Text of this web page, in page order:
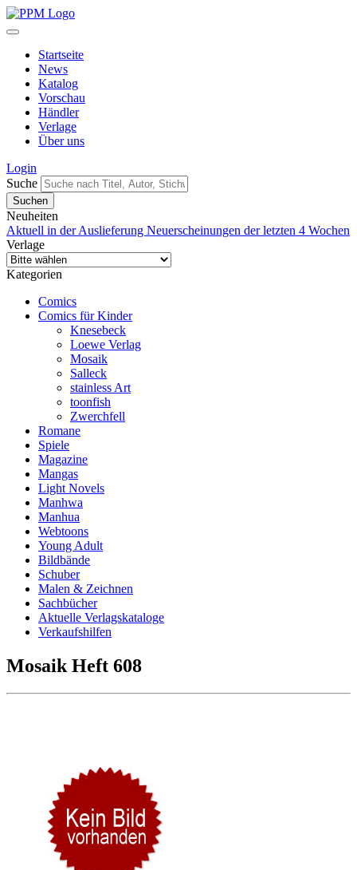
Startseite
News
Katalog
Vorschau
Händler
Verlage
Über uns
Login
Suche
Neuheiten
Aktuell in der Auslieferung Neuerscheinungen der letzten 4 Wochen
Verlage
Kategorien
Comics
Comics für Kinder
Knesebeck
Loewe Verlag
Mosaik
Salleck
stainless Art
toonfish
Zwerchfell
Romane
Spiele
Magazine
Mangas
Light Novels
Manhwa
Manhua
Webtoons
Young Adult
Bildbände
Schuber
Malen & Zeichnen
Sachbücher
Aktuelle Verlagskataloge
Verkaufshilfen
Mosaik Heft 608